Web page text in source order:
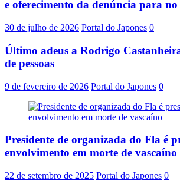
e oferecimento da denúncia para
30 de julho de 2026 Portal do Japones 0
Último adeus a Rodrigo
de pessoas
9 de fevereiro de 2026 Portal do Japones 0
Presidente de organizada do Fla é
envolvimento em morte de vascaíno
22 de setembro de 2025 Portal do Japones 0